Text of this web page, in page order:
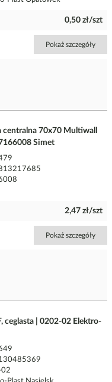
0,50 zł/szt
Pokaż szczegóły
centralna 70x70 Multiwall
Simet
2,47 zł/szt
Pokaż szczegóły
ceglasta | 0202-02 Elektro-